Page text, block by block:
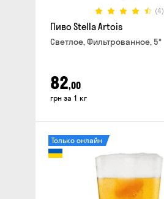
(4)
Пиво Stella Artois
Светлое, Фильтрованное, 5°
82,00
грн за 1 кг
Только онлайн